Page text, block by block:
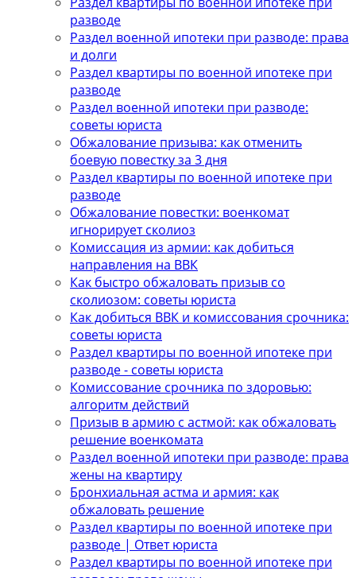
разводе
Раздел военной ипотеки при разводе: права
и долги
Раздел квартиры по военной ипотеке при
разводе
Раздел военной ипотеки при разводе:
советы юриста
Обжалование призыва: как отменить
боевую повестку за 3 дня
Раздел квартиры по военной ипотеке при
разводе
Обжалование повестки: военкомат
игнорирует сколиоз
Комиссация из армии: как добиться
направления на ВВК
Как быстро обжаловать призыв со
сколиозом: советы юриста
Как добиться ВВК и комиссования срочника:
советы юриста
Раздел квартиры по военной ипотеке при
разводе - советы юриста
Комиссование срочника по здоровью:
алгоритм действий
Призыв в армию с астмой: как обжаловать
решение военкомата
Раздел военной ипотеки при разводе: права
жены на квартиру
Бронхиальная астма и армия: как
обжаловать решение
Раздел квартиры по военной ипотеке при
разводе | Ответ юриста
Раздел квартиры по военной ипотеке при